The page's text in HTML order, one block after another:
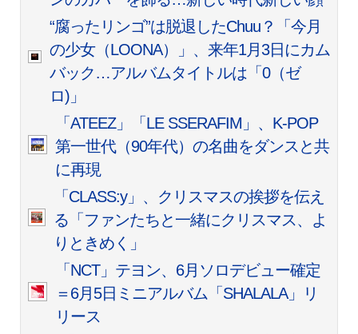
“腐ったリンゴ”は脱退したChuu？「今月
の少女（LOONA）」、来年1月3日にカム
バック…アルバムタイトルは「0（ゼ
ロ)」
「ATEEZ」「LE SSERAFIM」、K‐POP
第一世代（90年代）の名曲をダンスと共
に再現
「CLASS:y」、クリスマスの挨拶を伝え
る「ファンたちと一緒にクリスマス、よ
りときめく」
「NCT」テヨン、6月ソロデビュー確定
＝6月5日ミニアルバム「SHALALA」リ
リース